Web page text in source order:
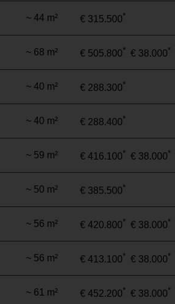
~ 44 m² € 315.500*
~ 68 m² € 505.800* € 38.000*
~ 40 m² € 288.300*
~ 40 m² € 288.400*
~ 59 m² € 416.100* € 38.000*
~ 50 m² € 385.500*
~ 56 m² € 420.800* € 38.000*
~ 56 m² € 413.100* € 38.000*
~ 61 m² € 452.200* € 38.000*